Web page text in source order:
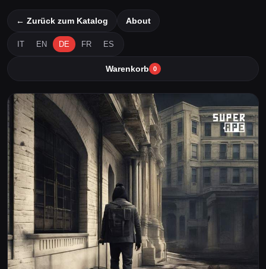
← Zurück zum Katalog About
IT EN DE FR ES
Warenkorb 0